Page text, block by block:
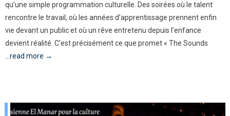
qu’une simple programmation culturelle. Des soirées où le talent
rencontre le travail, où les années d’apprentissage prennent enfin
vie devant un public et où un rêve entretenu depuis l’enfance
devient réalité. C’est précisément ce que promet « The Sounds
...read more →